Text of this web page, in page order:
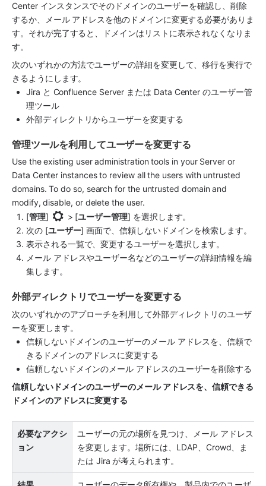
Center インスタンスでそのドメインのユーザーを確認し、削除
するか、メール アドレスを他のドメインに変更する必要がありま
す。それが完了すると、ドメインはリストに表示されなくなりま
す。
次のいずれかの方法でユーザーの詳細を変更して、移行を実行で
きるようにします。
Jira と Confluence Server または Data Center のユーザー管
理ツール
外部ディレクトリからユーザーを変更する
管理ツールを利用してユーザーを変更する
Use the existing user administration tools in your Server or
Data Center instances to review all the users with untrusted
domains. To do so, search for the untrusted domain and
modify, disable, or delete the user.
[管理] > [ユーザー管理] を選択します。
次の [ユーザー] 画面で、信頼しないドメインを検索します。
表示される一覧で、変更するユーザーを選択します。
メール アドレスやユーザー名などのユーザーの詳細情報を編
集します。
外部ディレクトリでユーザーを変更する
次のいずれかのアプローチを利用して外部ディレクトリのユーザ
ーを変更します。
信頼しないドメインのユーザーのメール アドレスを、信頼で
きるドメインのアドレスに変更する
信頼しないドメインのメール アドレスのユーザーを削除する
信頼しないドメインのユーザーのメール アドレスを、信頼できる
ドメインのアドレスに変更する
必要なアクシ
ョン
ユーザーの元の場所を見つけ、メール アドレス
を変更します。場所には、LDAP、Crowd、ま
たは Jira が考えられます。